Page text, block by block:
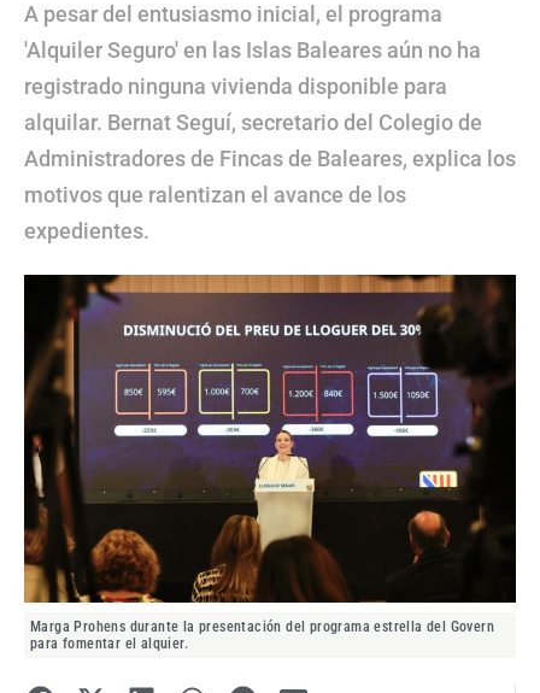
A pesar del entusiasmo inicial, el programa
'Alquiler Seguro' en las Islas Baleares aún no ha
registrado ninguna vivienda disponible para
alquilar. Bernat Seguí, secretario del Colegio de
Administradores de Fincas de Baleares, explica los
motivos que ralentizan el avance de los
expedientes.
Marga Prohens durante la presentación del programa estrella del Govern
para fomentar el alquier.